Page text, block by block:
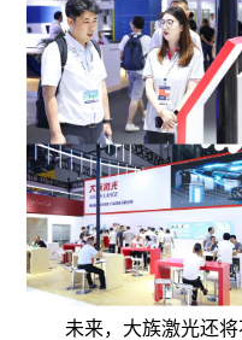
未来，大族激光还